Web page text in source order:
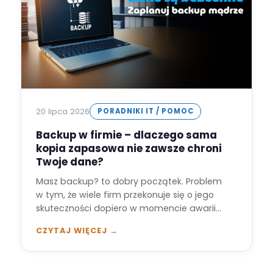
20 lipca 2026 PORADNIKI IT / POMOC
Backup w firmie – dlaczego sama
kopia zapasowa nie zawsze chroni
Twoje dane?
Masz backup? to dobry początek. Problem
w tym, że wiele firm przekonuje się o jego
skuteczności dopiero w momencie awarii…
CZYTAJ WIĘCEJ →